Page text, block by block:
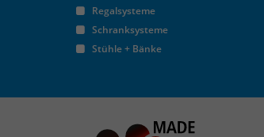
Regalsysteme
Schranksysteme
Stühle + Bänke